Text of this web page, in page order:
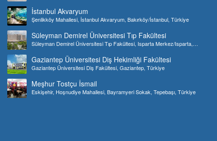
İstanbul Akvaryum
Şenlikköy Mahallesi, İstanbul Akvaryum, Bakırköy/İstanbul, Türkiye
Süleyman Demirel Üniversitesi Tıp Fakültesi
Süleyman Demirel Üniversitesi Tıp Fakültesi, Isparta Merkez/Isparta,
Gaziantep Üniversitesi Diş Hekimliği Fakültesi
Gaziantep Üniversitesi Diş Fakültesi, Gaziantep, Türkiye
Meşhur Tostçu İsmail
Eskişehir, Hoşnudiye Mahallesi, Bayramyeri Sokak, Tepebaşı, Türkiye